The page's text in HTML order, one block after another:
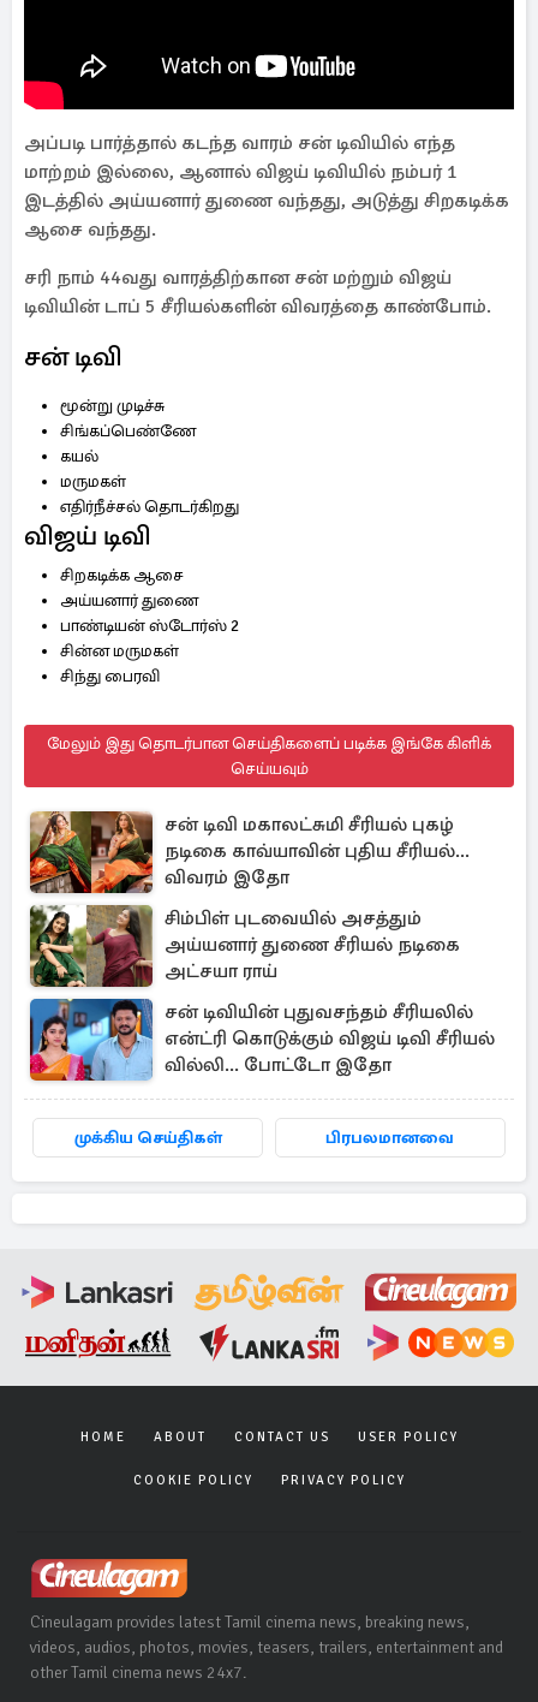
அப்படி பார்த்தால் கடந்த வாரம் சன் டிவியில் எந்த
மாற்றம் இல்லை, ஆனால் விஜய் டிவியில் நம்பர் 1
இடத்தில் அய்யனார் துணை வந்தது, அடுத்து சிறகடிக்க
ஆசை வந்தது.
சரி நாம் 44வது வாரத்திற்கான சன் மற்றும் விஜய்
டிவியின் டாப் 5 சீரியல்களின் விவரத்தை காண்போம்.
சன் டிவி
மூன்று முடிச்சு
சிங்கப்பெண்ணே
கயல்
மருமகள்
எதிர்நீச்சல் தொடர்கிறது
விஜய் டிவி
சிறகடிக்க ஆசை
அய்யனார் துணை
பாண்டியன் ஸ்டோர்ஸ் 2
சின்ன மருமகள்
சிந்து பைரவி
மேலும் இது தொடர்பான செய்திகளைப் படிக்க இங்கே கிளிக்
செய்யவும்
சன் டிவி மகாலட்சுமி சீரியல் புகழ்
நடிகை காவ்யாவின் புதிய சீரியல்...
விவரம் இதோ
சிம்பிள் புடவையில் அசத்தும்
அய்யனார் துணை சீரியல் நடிகை
அட்சயா ராய்
சன் டிவியின் புதுவசந்தம் சீரியலில்
என்ட்ரி கொடுக்கும் விஜய் டிவி சீரியல்
வில்லி... போட்டோ இதோ
முக்கிய செய்திகள் பிரபலமானவை
HOME ABOUT CONTACT US USER POLICY
COOKIE POLICY PRIVACY POLICY
Cineulagam provides latest Tamil cinema news, breaking news,
videos, audios, photos, movies, teasers, trailers, entertainment and
other Tamil cinema news 24x7.